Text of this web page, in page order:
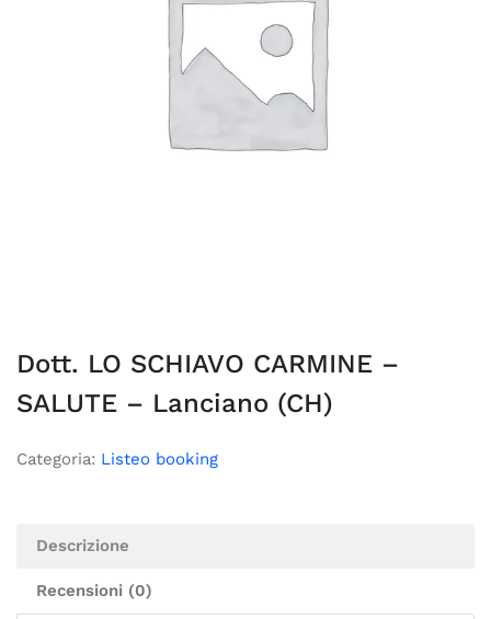
Dott. LO SCHIAVO CARMINE –
SALUTE – Lanciano (CH)
Categoria: Listeo booking
Descrizione
Recensioni (0)